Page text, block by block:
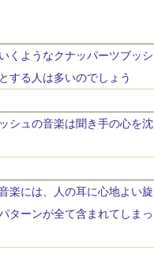
くようなクナッパーツブッシ
する人は多いのでしょう
シュの音楽は聞き手の心を沈
楽には、人の耳に心地よい旋
ターンが全て含まれてしまっ